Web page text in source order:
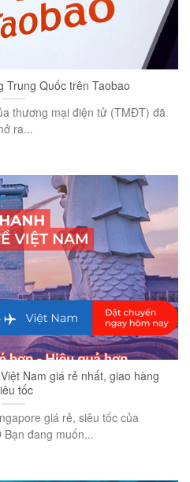
Trung Quốc trên Taobao
thương mại điện tử (TMĐT) đã
ra...
Nam giá rẻ nhất, giao hàng
tốc
giá rẻ, siêu tốc của
Bạn đang muốn...